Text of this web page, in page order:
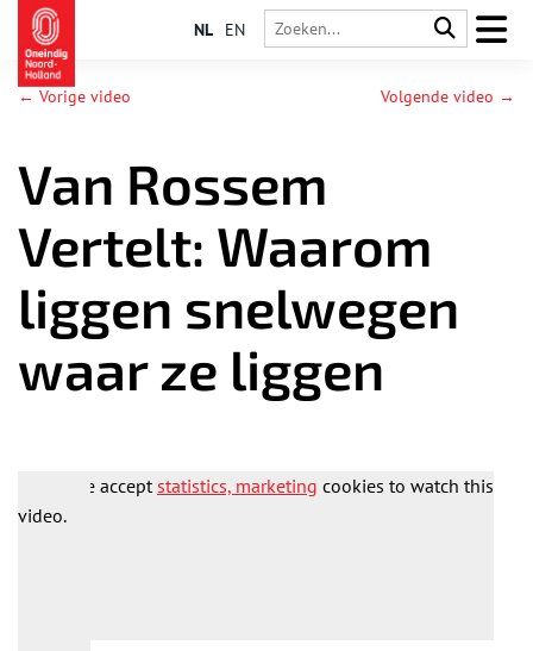
NL EN
← Vorige video Volgende video →
Van Rossem
Vertelt: Waarom
liggen snelwegen
waar ze liggen
Please acceptstatistics, marketing cookies to watch this
video.